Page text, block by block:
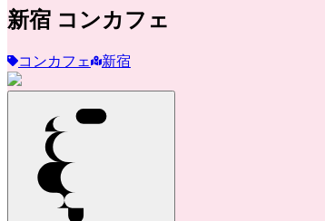
新宿 コンカフェ
コンカフェ 新宿